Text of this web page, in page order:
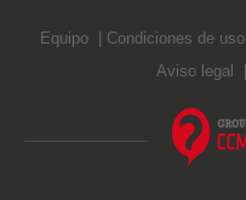
Equipo Condiciones de uso
Aviso legal